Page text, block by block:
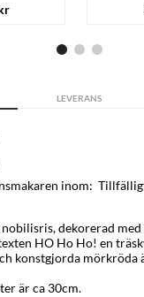
LEVERANS
inom:
nobilisris, dekorerad
HO Ho Ho! en
konstgjorda mörkröda
är ca 30cm.